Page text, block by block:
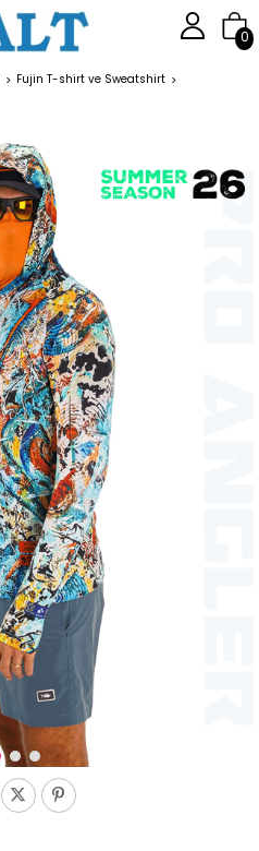
0
Fujin T-shirt ve Sweatshirt